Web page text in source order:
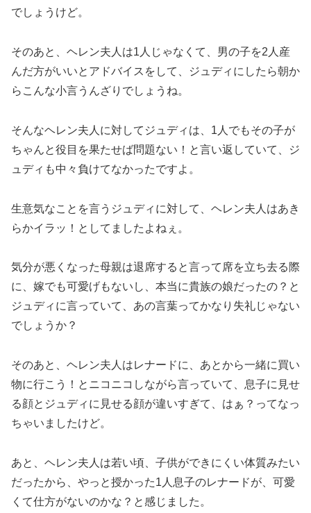
でしょうけど。
そのあと、ヘレン夫人は1人じゃなくて、男の子を2人産
んだ方がいいとアドバイスをして、ジュディにしたら朝か
らこんな小言うんざりでしょうね。
そんなヘレン夫人に対してジュディは、1人でもその子が
ちゃんと役目を果たせば問題ない！と言い返していて、ジ
ュディも中々負けてなかったですよ。
生意気なことを言うジュディに対して、ヘレン夫人はあき
らかイラッ！としてましたよねぇ。
気分が悪くなった母親は退席すると言って席を立ち去る際
に、嫁でも可愛げもないし、本当に貴族の娘だったの？と
ジュディに言っていて、あの言葉ってかなり失礼じゃない
でしょうか？
そのあと、ヘレン夫人はレナードに、あとから一緒に買い
物に行こう！とニコニコしながら言っていて、息子に見せ
る顔とジュディに見せる顔が違いすぎて、はぁ？ってなっ
ちゃいましたけど。
あと、ヘレン夫人は若い頃、子供ができにくい体質みたい
だったから、やっと授かった1人息子のレナードが、可愛
くて仕方がないのかな？と感じました。